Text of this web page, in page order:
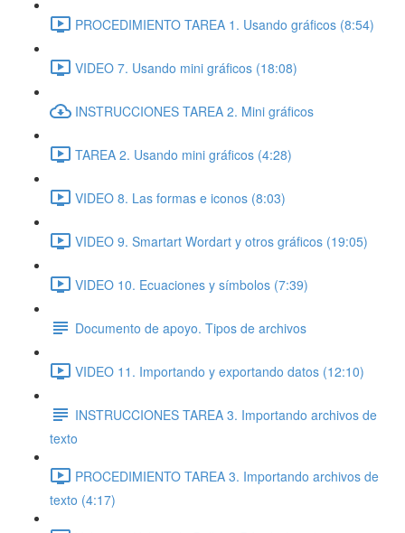
PROCEDIMIENTO TAREA 1. Usando gráficos (8:54)
VIDEO 7. Usando mini gráficos (18:08)
INSTRUCCIONES TAREA 2. Mini gráficos
TAREA 2. Usando mini gráficos (4:28)
VIDEO 8. Las formas e iconos (8:03)
VIDEO 9. Smartart Wordart y otros gráficos (19:05)
VIDEO 10. Ecuaciones y símbolos (7:39)
Documento de apoyo. Tipos de archivos
VIDEO 11. Importando y exportando datos (12:10)
INSTRUCCIONES TAREA 3. Importando archivos de
texto
PROCEDIMIENTO TAREA 3. Importando archivos de
texto (4:17)